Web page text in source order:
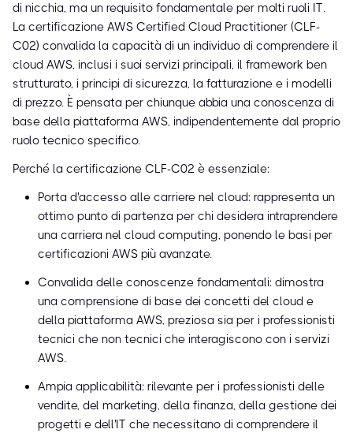
di nicchia, ma un requisito fondamentale per molti ruoli IT.
La certificazione AWS Certified Cloud Practitioner (CLF-
C02) convalida la capacità di un individuo di comprendere il
cloud AWS, inclusi i suoi servizi principali, il framework ben
strutturato, i principi di sicurezza, la fatturazione e i modelli
di prezzo. È pensata per chiunque abbia una conoscenza di
base della piattaforma AWS, indipendentemente dal proprio
ruolo tecnico specifico.
Perché la certificazione CLF-C02 è essenziale:
Porta d'accesso alle carriere nel cloud: rappresenta un
ottimo punto di partenza per chi desidera intraprendere
una carriera nel cloud computing, ponendo le basi per
certificazioni AWS più avanzate.
Convalida delle conoscenze fondamentali: dimostra
una comprensione di base dei concetti del cloud e
della piattaforma AWS, preziosa sia per i professionisti
tecnici che non tecnici che interagiscono con i servizi
AWS.
Ampia applicabilità: rilevante per i professionisti delle
vendite, del marketing, della finanza, della gestione dei
progetti e dell'IT che necessitano di comprendere il